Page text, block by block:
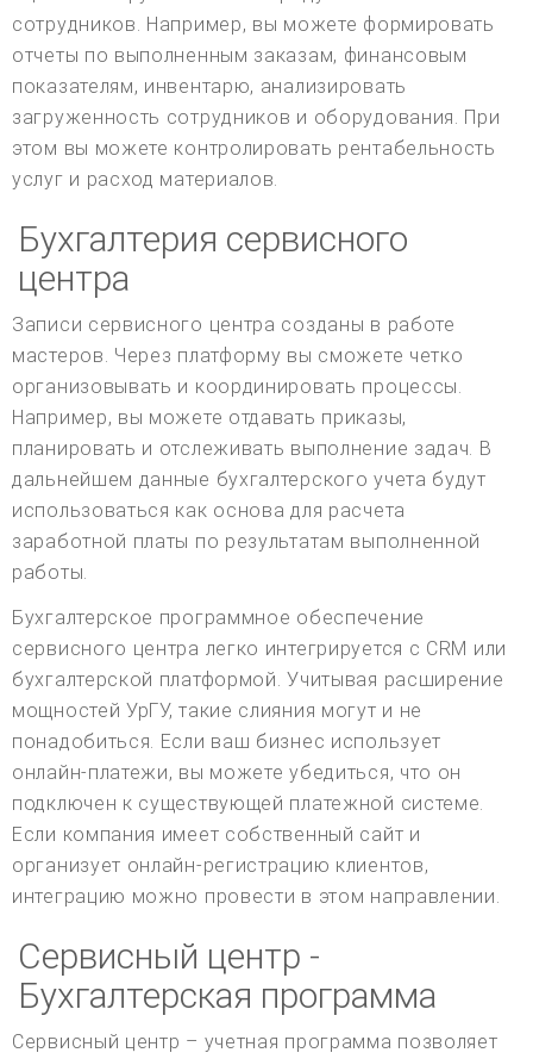
сотрудников. Например, вы можете формировать
отчеты по выполненным заказам, финансовым
показателям, инвентарю, анализировать
загруженность сотрудников и оборудования. При
этом вы можете контролировать рентабельность
услуг и расход материалов.
Бухгалтерия сервисного
центра
Записи сервисного центра созданы в работе
мастеров. Через платформу вы сможете четко
организовывать и координировать процессы.
Например, вы можете отдавать приказы,
планировать и отслеживать выполнение задач. В
дальнейшем данные бухгалтерского учета будут
использоваться как основа для расчета
заработной платы по результатам выполненной
работы.
Бухгалтерское программное обеспечение
сервисного центра легко интегрируется с CRM или
бухгалтерской платформой. Учитывая расширение
мощностей УрГУ, такие слияния могут и не
понадобиться. Если ваш бизнес использует
онлайн-платежи, вы можете убедиться, что он
подключен к существующей платежной системе.
Если компания имеет собственный сайт и
организует онлайн-регистрацию клиентов,
интеграцию можно провести в этом направлении.
Сервисный центр -
Бухгалтерская программа
Сервисный центр – учетная программа позволяет